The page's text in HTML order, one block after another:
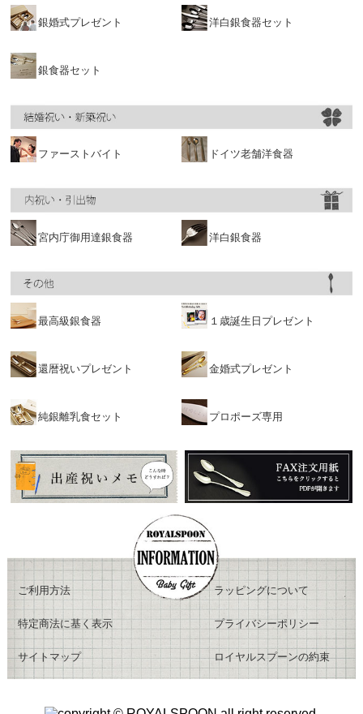
銀婚式プレゼント 洋白銀食器セット
銀食器セット
ドイツ老舗洋食器
ファーストバイト
宮内庁御用達銀食器 洋白銀食器
最高級銀食器 １歳誕生日プレゼント
還暦祝いプレゼント 金婚式プレゼント
プロポーズ専用
純銀離乳食セット
ご利用方法 ラッピングについて
特定商法に基く表示 プライバシーポリシー
サイトマップ ロイヤルスプーンの約束